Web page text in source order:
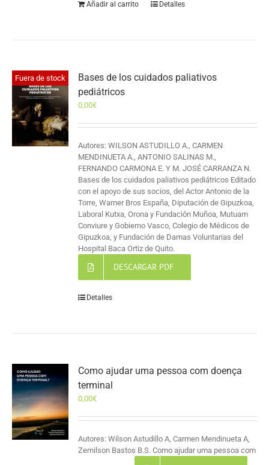
Añadir al carrito Detalles
Fuera de stock
Bases de los cuidados paliativos
pediátricos
0,00€
Autores: WILSON ASTUDILLO A., CARMEN
MENDINUETA A., ANTONIO SALINAS M.,
FERNANDO CARMONA E. Y M. JOSÉ CARRANZA N.
Bases de los cuidados paliativos pediátricos Editado
con el apoyo de sus socios, del Actor Antonio de la
Torre, Warner Bros España, Diputación de Gipuzkoa,
Laboral Kutxa, Orona y Fundación Muñoa, Mutuam
Conviure y Gobierno Vasco, Colegio de Médicos de
Gipuzkoa, y Fundación de Damas Voluntarias del
Hospital Baca Ortiz de Quito.
DESCARGAR PDF
Detalles
Como ajudar uma pessoa com doença
terminal
0,00€
Autores: Wilson Astudillo A, Carmen Mendinueta A,
Zemilson Bastos B.S. Como ajudar uma pessoa com